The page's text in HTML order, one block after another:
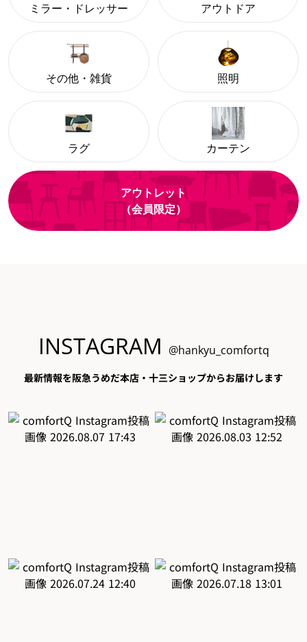
ミラー・ドレッサー アウトドア
その他・雑貨 照明
ラグ カーテン
アウトレット
（会員限定）
INSTAGRAM @hankyu_comfortq
最新情報を阪急うめだ本店・十三ショップからお届けします